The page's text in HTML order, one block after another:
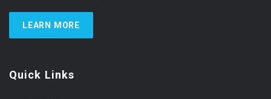
LEARN MORE
Quick Links